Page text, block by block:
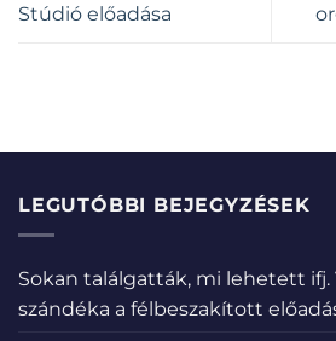
Stúdió előadása
LEGUTÓBBI BEJEGYZÉSEK
Sokan találgatták, mi lehetett ifj.
szándéka a félbeszakított